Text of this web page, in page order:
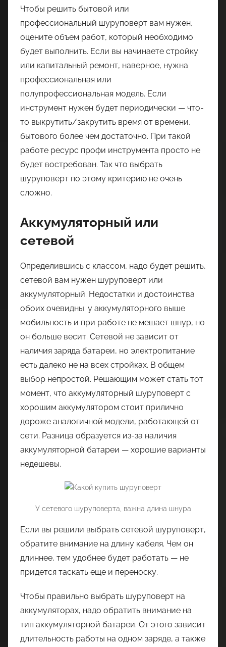
Чтобы решить бытовой или
профессиональный шуруповерт вам нужен,
оцените объем работ, который необходимо
будет выполнить. Если вы начинаете стройку
или капитальный ремонт, наверное, нужна
профессиональная или
полупрофессиональная модель. Если
инструмент нужен будет периодически — что-
то выкрутить/закрутить время от времени,
бытового более чем достаточно. При такой
работе ресурс профи инструмента просто не
будет востребован. Так что выбрать
шуруповерт по этому критерию не очень
сложно.
Аккумуляторный или
сетевой
Определившись с классом, надо будет решить,
сетевой вам нужен шуруповерт или
аккумуляторный. Недостатки и достоинства
обоих очевидны: у аккумуляторного выше
мобильность и при работе не мешает шнур, но
он больше весит. Сетевой не зависит от
наличия заряда батареи, но электропитание
есть далеко не на всех стройках. В общем
выбор непростой. Решающим может стать тот
момент, что аккумуляторный шуруповерт с
хорошим аккумулятором стоит прилично
дороже аналогичной модели, работающей от
сети. Разница образуется из-за наличия
аккумуляторной батареи — хорошие варианты
недешевы.
У сетевого шуруповерта, важна длина шнура
Если вы решили выбрать сетевой шуруповерт,
обратите внимание на длину кабеля. Чем он
длиннее, тем удобнее будет работать — не
придется таскать еще и переноску.
Чтобы правильно выбрать шуруповерт на
аккумуляторах, надо обратить внимание на
тип аккумуляторной батареи. От этого зависит
длительность работы на одном заряде, а также